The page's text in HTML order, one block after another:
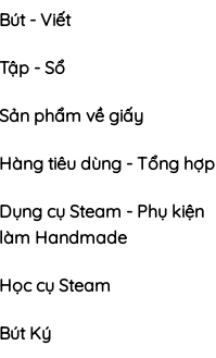
Bút - Viết
Tập - Sổ
Sản phẩm về giấy
Hàng tiêu dùng - Tổng hợp
Dụng cụ Steam - Phụ kiện
làm Handmade
Học cụ Steam
Bút Ký